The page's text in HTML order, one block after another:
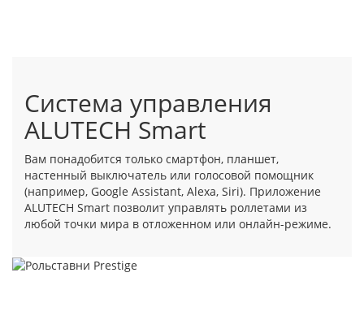
Система управления
ALUTECH Smart
Вам понадобится только смартфон, планшет,
настенный выключатель или голосовой помощник
(например, Google Assistant, Alexa, Siri). Приложение
ALUTECH Smart позволит управлять роллетами из
любой точки мира в отложенном или онлайн-режиме.